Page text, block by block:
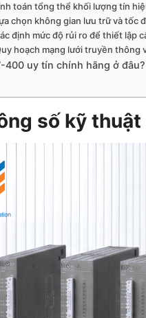
toán tổng thể khối lượng tín
chọn không gian lưu trữ và tốc
định mức độ rủi ro để thiết lập
hoạch mạng lưới truyền thông
400 uy tín chính hãng ở đâu?
số kỹ